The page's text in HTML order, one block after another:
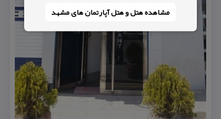
مشاهده هتل و هتل‌ آپارتمان های مشهد